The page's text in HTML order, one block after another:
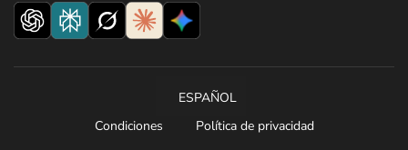
ESPAÑOL
Condiciones
Política de privacidad